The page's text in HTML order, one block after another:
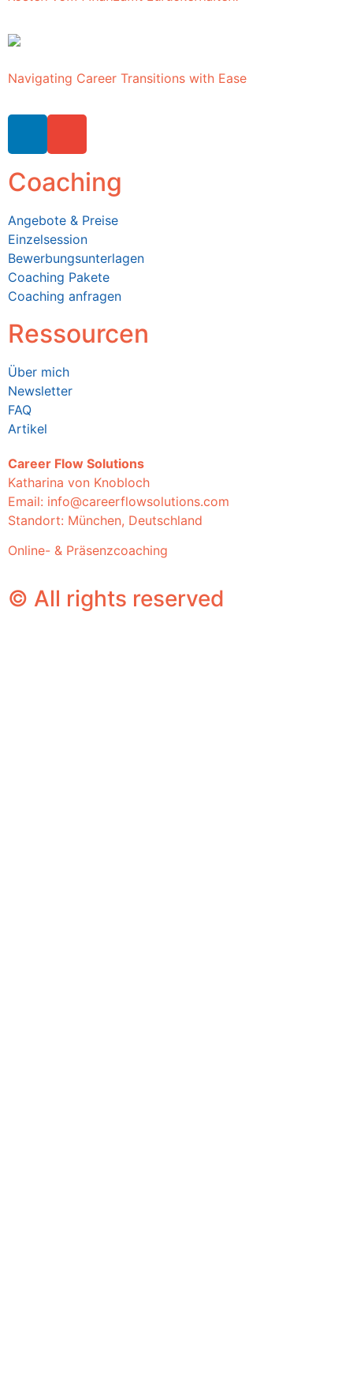
Navigating Career Transitions with Ease
Coaching
Angebote & Preise
Einzelsession
Bewerbungsunterlagen
Coaching Pakete
Coaching anfragen
Ressourcen
Über mich
Newsletter
FAQ
Artikel
Career Flow Solutions
Katharina von Knobloch
Email: info@careerflowsolutions.com
Standort: München, Deutschland
Online- & Präsenzcoaching
© All rights reserved